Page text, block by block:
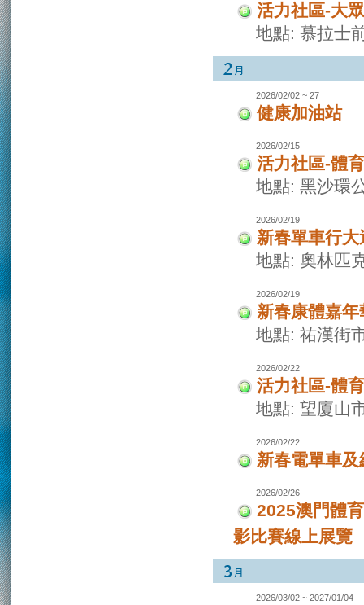
活力社區-大
地點: 慕拉士
2026/02/02 ~ 27
健康加油站
2026/02/15
活力社區-體
地點: 黑沙環
2026/02/19
新春單車行大
地點: 奧林匹
2026/02/19
新春康體嘉年
地點: 祐漢街
2026/02/22
活力社區-體
地點: 望廈山
2026/02/22
新春電單車
2026/02/26
2025澳門體
影比賽線上展覽
2026/03/02 ~ 2027/01/04